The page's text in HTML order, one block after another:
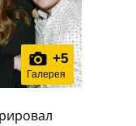
+5
Галерея